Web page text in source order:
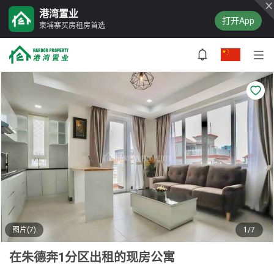
港湾置业
柬埔寨买房租房首选 打开App
图片(7) 1/7
在朱德奔1分区出租的现房公寓